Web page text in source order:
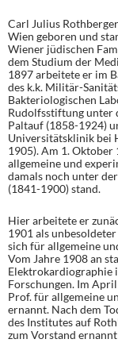
Carl Julius
Wien geboren und
Wiener jüdischen
dem Studium der
1897 arbeitete er im
des k.k. Militär-
Bakteriologischen
Rudolfsstiftung unter
Paltauf (1858-1924)
Universitätsklinik bei
1905). Am 1.
allgemeine und
damals noch unter
(1841-1900) stand.
Hier arbeitete er
1901 als
sich für allgemeine
Vom Jahre 1908 an
Elektrokardiographie
Forschungen. Im
Prof. für allgemeine
ernannt. Nach dem
des Institutes auf
zum Vorstand